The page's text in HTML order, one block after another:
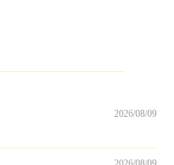
2026/08/09